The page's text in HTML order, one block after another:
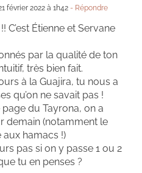
février 2022 à 1h42 - Répondre
C’est Étienne et Servane
par la qualité de ton
très bien fait.
à la Guajira, tu nous a
qu’on ne savait pas !
du Tayrona, on a
demain (notamment le
hamacs !)
pas si on y passe 1 ou 2
tu en penses ?